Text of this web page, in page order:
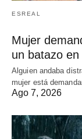
ESREAL
Mujer
un batazo
Alguien andaba
mujer está
Ago 7, 2026